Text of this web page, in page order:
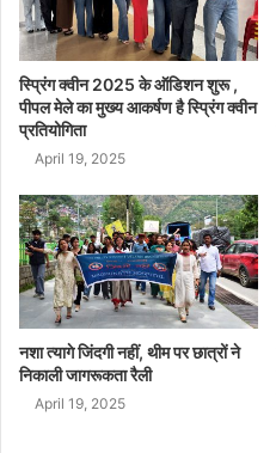
स्प्रिंग क्वीन 2025 के ऑडिशन शुरू ,
पीपल मेले का मुख्य आकर्षण है स्प्रिंग क्वीन
प्रतियोगिता
April 19, 2025
नशा त्यागे जिंदगी नहीं, थीम पर छात्रों ने
निकाली जागरूकता रैली
April 19, 2025